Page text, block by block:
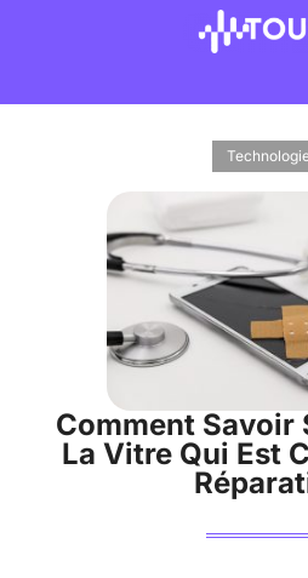
Comment Savoir
La Vitre Qui Est